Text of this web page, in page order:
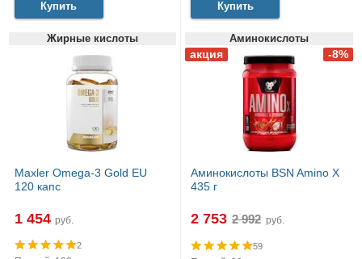
Купить Купить
Жирные кислоты
Maxler Omega-3 Gold EU
120 капс
1 454 руб.
2
Аминокислоты
Аминокислоты BSN Amino X
435 г
2 753 руб.
59